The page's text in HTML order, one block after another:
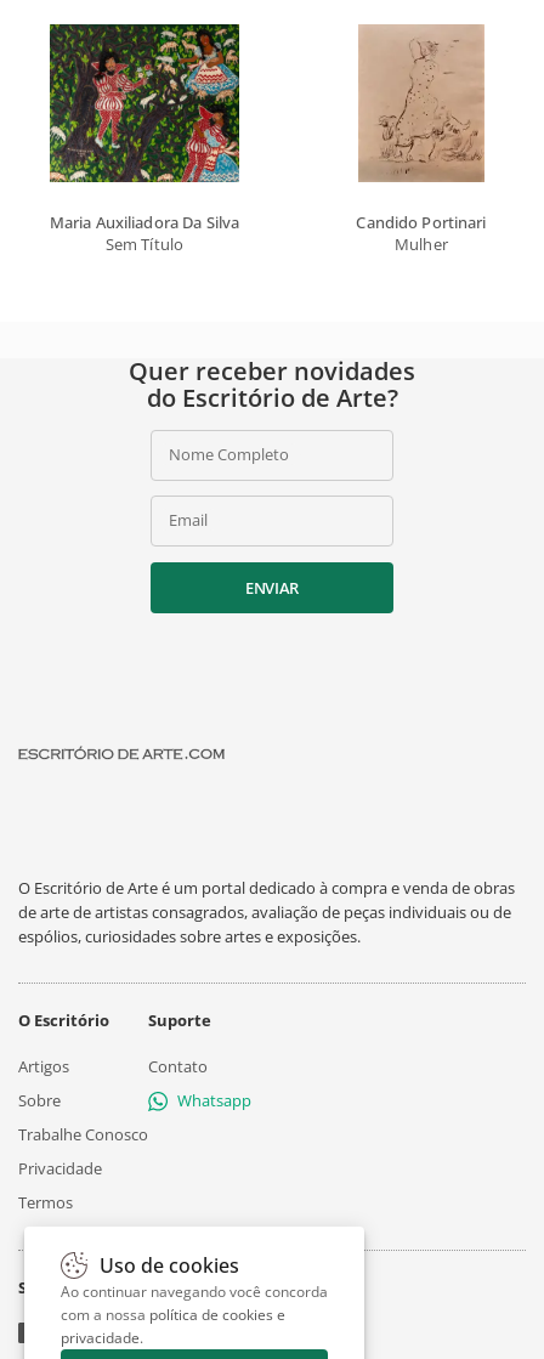
Maria Auxiliadora Da Silva
Sem Título
Candido Portinari
Mulher
Quer receber novidades
do Escritório de Arte?
Nome Completo
Email
ENVIAR
O Escritório de Arte é um portal dedicado à compra e venda de obras
de arte de artistas consagrados, avaliação de peças individuais ou de
espólios, curiosidades sobre artes e exposições.
O Escritório
Artigos
Sobre
Trabalhe Conosco
Privacidade
Termos
Suporte
Contato
Whatsapp
Siga
Uso de cookies
Ao continuar navegando você concorda
com a nossa política de cookies e
privacidade.